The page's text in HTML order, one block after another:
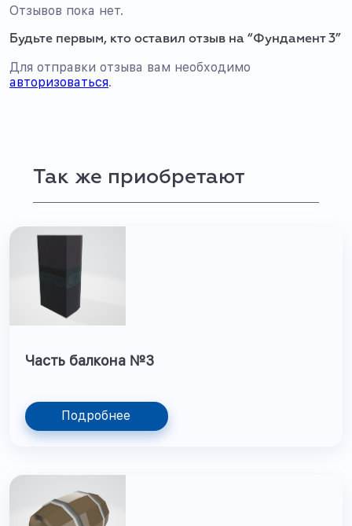
Отзывов пока нет.
Будьте первым, кто оставил отзыв на “Фундамент 3”
Для отправки отзыва вам необходимо
авторизоваться.
Так же приобретают
Часть балкона №3
Подробнее